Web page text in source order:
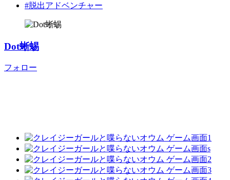
#脱出アドベンチャー
Dot蜥蜴
フォロー